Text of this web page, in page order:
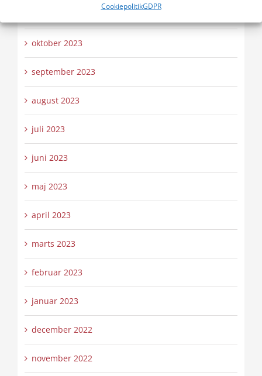
CookiepolitikGDPR
oktober 2023
september 2023
august 2023
juli 2023
juni 2023
maj 2023
april 2023
marts 2023
februar 2023
januar 2023
december 2022
november 2022